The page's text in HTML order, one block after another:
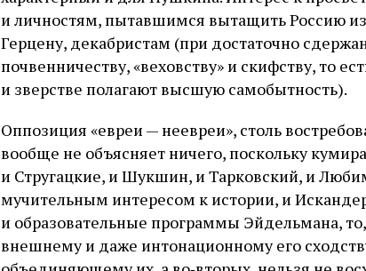
и личностям, пытавшимся вытащить Россию из
Герцену, декабристам (при достаточно
почвенничеству, «веховству» и скифству, то
и зверстве полагают высшую самобытность).
Оппозиция «евреи — неевреи», столь
вообще не объясняет ничего, поскольку
и Стругацкие, и Шукшин, и Тарковский, и
мучительным интересом к истории, и
и образовательные программы Эйдельмана,
внешнему и даже интонационному его